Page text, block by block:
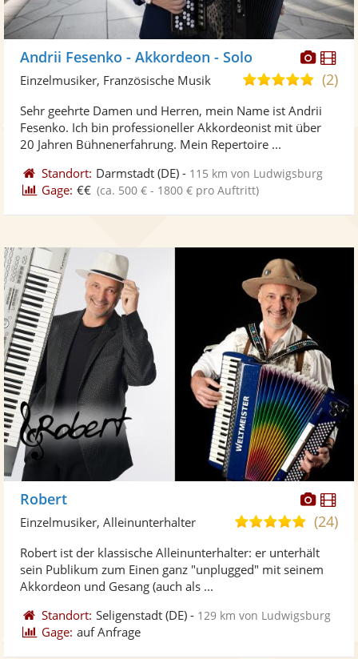
Fotos
Andrii Fesenko - Akkordeon - Solo
5,0
5
(2)
Einzelmusiker, Französische Musik
Sehr geehrte Damen und Herren, mein Name ist Andrii
Fesenko. Ich bin professioneller Akkordeonist mit über
20 Jahren Bühnenerfahrung. Mein Repertoire ...
Standort: Darmstadt (DE) - 115 km von Ludwigsburg
Gage: €€ (ca. 500 € - 1800 € pro Auftritt)
Fotos
Robert
5,0
5
(24)
Einzelmusiker, Alleinunterhalter
Robert ist der klassische Alleinunterhalter: er unterhält
sein Publikum zum Einen ganz "unplugged" mit seinem
Akkordeon und Gesang (auch als ...
Standort: Seligenstadt (DE) - 129 km von Ludwigsburg
Gage: auf Anfrage